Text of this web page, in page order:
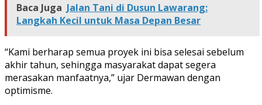
Baca Juga Jalan Tani di Dusun Lawarang:
Langkah Kecil untuk Masa Depan Besar
“Kami berharap semua proyek ini bisa selesai sebelum
akhir tahun, sehingga masyarakat dapat segera
merasakan manfaatnya,” ujar Dermawan dengan
optimisme.